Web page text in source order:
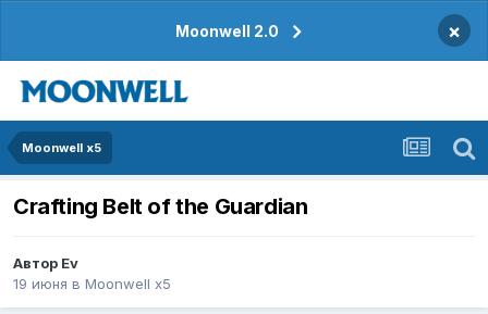
Moonwell 2.0 ×
Moonwell x5
Crafting Belt of the Guardian
Автор Ev
19 июня в Moonwell x5